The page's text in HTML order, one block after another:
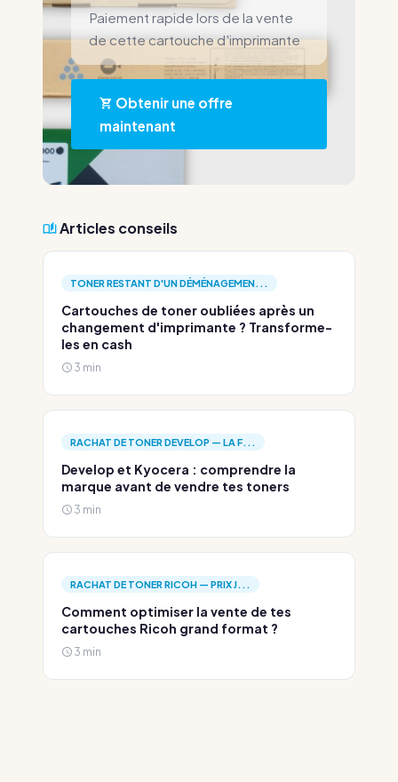
Paiement rapide lors de la vente
de cette cartouche d'imprimante
Obtenir une offre
maintenant
Articles conseils
TONER RESTANT D'UN DÉMÉNAGEMEN...
Cartouches de toner oubliées après un
changement d'imprimante ? Transforme-
les en cash
3 min
RACHAT DE TONER DEVELOP — LA F...
Develop et Kyocera : comprendre la
marque avant de vendre tes toners
3 min
RACHAT DE TONER RICOH — PRIX J...
Comment optimiser la vente de tes
cartouches Ricoh grand format ?
3 min